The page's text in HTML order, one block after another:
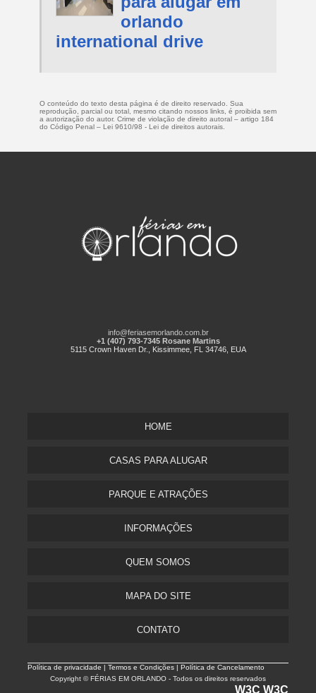
orlando
international drive
O conteúdo do texto desta página é de direito reservado. Sua
reprodução, parcial ou total, mesmo citando nossos links, é proibida sem
a autorização do autor. Crime de violação de direito autoral – artigo 184
do Código Penal – Lei 9610/98 - Lei de direitos autorais
info@feriasemorlando.com.br
+1 (407) 793-7345 Rosane Martins
5115 Crown Haven Dr., Kissimmee, FL 34746, EUA
HOME
CASAS PARA ALUGAR
PARQUE E ATRAÇÕES
INFORMAÇÕES
QUEM SOMOS
MAPA DO SITE
CONTATO
Política de privacidade |Termos e Condições | Política de Cancelamento
Copyright © FÉRIAS EM ORLANDO - Todos os direitos reservados
W3C W3C